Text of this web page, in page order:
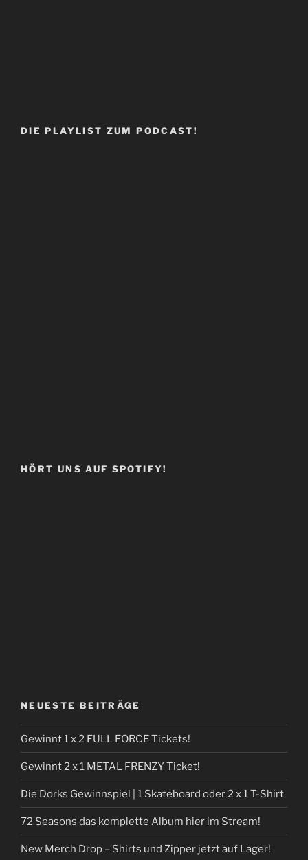
DIE PLAYLIST ZUM PODCAST!
HÖRT UNS AUF SPOTIFY!
NEUESTE BEITRÄGE
Gewinnt 1 x 2 FULL FORCE Tickets!
Gewinnt 2 x 1 METAL FRENZY Ticket!
Die Dorks Gewinnspiel | 1 Skateboard oder 2 x 1 T-Shirt
72 Seasons das komplette Album hier im Stream!
New Merch Drop – Shirts und Zipper jetzt auf Lager!